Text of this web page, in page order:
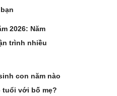
2026: Năm
trình nhiều
con năm nào
với bố mẹ?